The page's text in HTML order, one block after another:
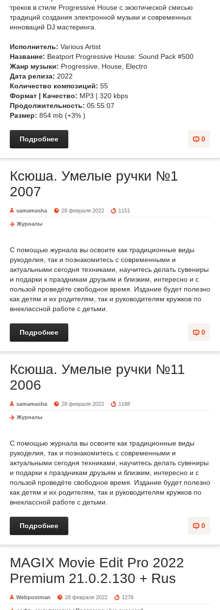
треков в стиле Progressive House с экзотической смесью
традиций создания электронной музыки и современных
инноваций DJ мастеринга.
Исполнитель: Various Artist
Название: Beatport Progressive House: Sound Pack #500
Жанр музыки: Progressive, House, Electro
Дата релиза: 2022
Количество композиций: 55
Формат | Качество: MP3 | 320 kbps
Продолжительность: 05:55:07
Размер: 854 mb (+3% )
0
Подробнее
Ксюша. Умелые ручки №1
2007
samamasha 28 февраля 2022 1151
Журналы
С помощью журнала вы освоите как традиционные виды
рукоделия, так и познакомитесь с современными и
актуальными сегодня техниками, научитесь делать сувениры
и подарки к праздникам друзьям и близким, интересно и с
пользой проведёте свободное время. Издание будет полезно
как детям и их родителям, так и руководителям кружков по
внеклассной работе с детьми.
0
Подробнее
Ксюша. Умелые ручки №11
2006
samamasha 28 февраля 2022 1188
Журналы
С помощью журнала вы освоите как традиционные виды
рукоделия, так и познакомитесь с современными и
актуальными сегодня техниками, научитесь делать сувениры
и подарки к праздникам друзьям и близким, интересно и с
пользой проведёте свободное время. Издание будет полезно
как детям и их родителям, так и руководителям кружков по
внеклассной работе с детьми.
0
Подробнее
MAGIX Movie Edit Pro 2022
Premium 21.0.2.130 + Rus
Webpostman 28 февраля 2022 1276